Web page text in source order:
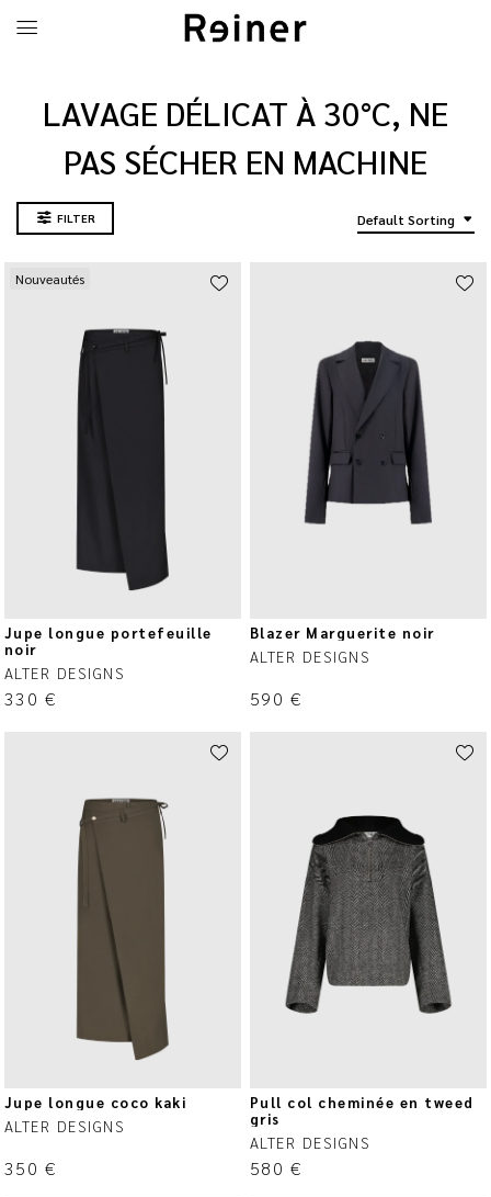
LAVAGE DÉLICAT À 30°C, NE
PAS SÉCHER EN MACHINE
FILTER Default Sorting
Nouveautés
Jupe longue portefeuille
noir
ALTER DESIGNS
330 €
Blazer Marguerite noir
ALTER DESIGNS
590 €
Jupe longue coco kaki
ALTER DESIGNS
350 €
Pull col cheminée en tweed
gris
ALTER DESIGNS
580 €